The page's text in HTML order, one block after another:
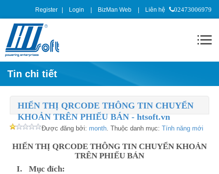
Register Login BizMan Web Liên hệ 02473006979
Tin chi tiết
HIỂN THỊ QRCODE THÔNG TIN CHUYỂN
KHOẢN TRÊN PHIẾU BÁN - htsoft.vn
Được đăng bởi: month. Thuộc danh mục: Tính năng mới
HIỂN THỊ QRCODE THÔNG TIN CHUYỂN KHOẢN
TRÊN PHIẾU BÁN
I.
Mục đích: